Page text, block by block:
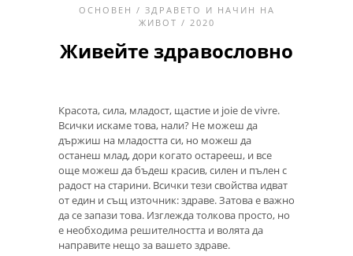
ОСНОВЕН / ЗДРАВЕТО И НАЧИН НА
ЖИВОТ / 2020
Живейте здравословно
Красота, сила, младост, щастие и joie de vivre.
Всички искаме това, нали? Не можеш да
държиш на младостта си, но можеш да
останеш млад, дори когато остарееш, и все
още можеш да бъдеш красив, силен и пълен с
радост на старини. Всички тези свойства идват
от един и същ източник: здраве. Затова е важно
да се запази това. Изглежда толкова просто, но
е необходима решителността и волята да
направите нещо за вашето здраве.